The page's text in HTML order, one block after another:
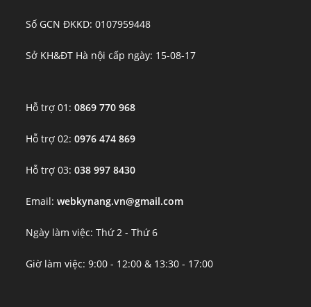
Số GCN ĐKKD: 0107959448
Sở KH&ĐT Hà nội cấp ngày: 15-08-17
Hỗ trợ 01:0869 770 968
Hỗ trợ 02:0976 474 869
Hỗ trợ 03:038 997 8430
Email:webkynang.vn@gmail.com
Ngày làm việc: Thứ 2 - Thứ 6
Giờ làm việc: 9:00 - 12:00 & 13:30 - 17:00